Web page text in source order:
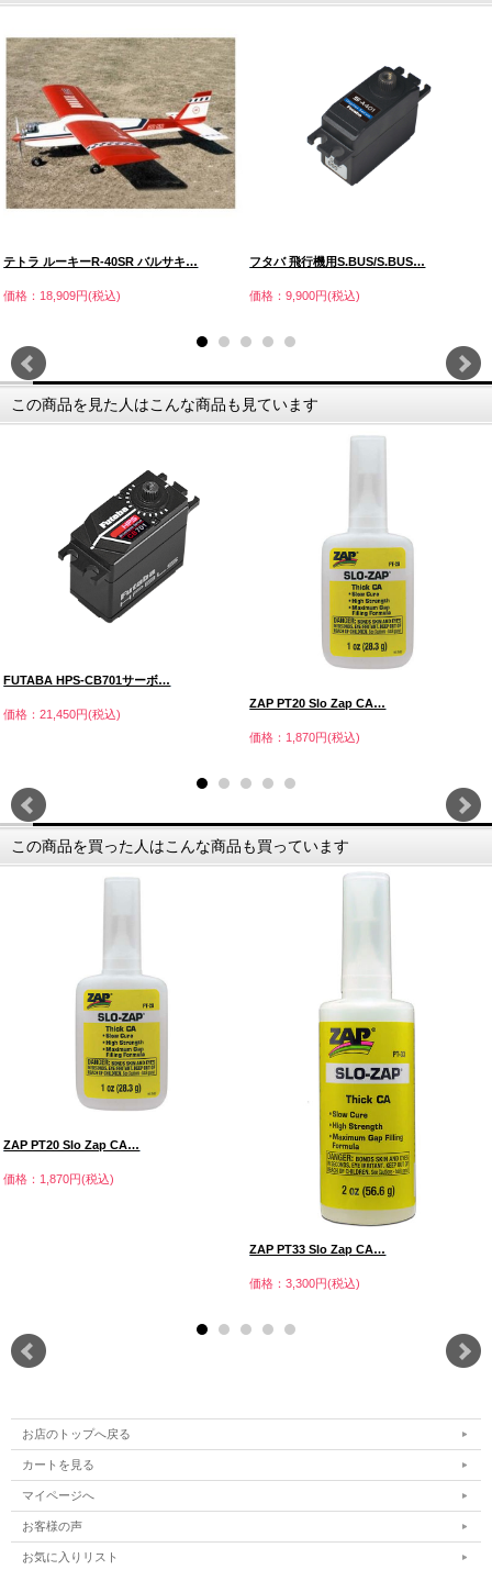
テトラ ルーキーR-40SR バルサキ…
価格：18,909円(税込)
フタバ 飛行機用S.BUS/S.BUS…
価格：9,900円(税込)
この商品を見た人はこんな商品も見ています
FUTABA HPS-CB701サーボ…
価格：21,450円(税込)
ZAP PT20 Slo Zap CA…
価格：1,870円(税込)
この商品を買った人はこんな商品も買っています
ZAP PT20 Slo Zap CA…
価格：1,870円(税込)
ZAP PT33 Slo Zap CA…
価格：3,300円(税込)
お店のトップへ戻る
カートを見る
マイページへ
お客様の声
お気に入りリスト